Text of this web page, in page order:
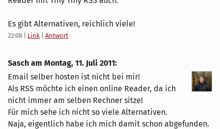
Es gibt Alternativen, reichlich viele!
22:08 Link Antwort
Sasch am Montag, 11. Juli 2011:
Email selber hosten ist nicht bei mir!
Als RSS möchte ich einen online Reader, da ich
nicht immer am selben Rechner sitze!
Für mich sehe ich nicht so viele Alternativen.
Naja, eigentlich habe ich mich damit schon abgefunden.